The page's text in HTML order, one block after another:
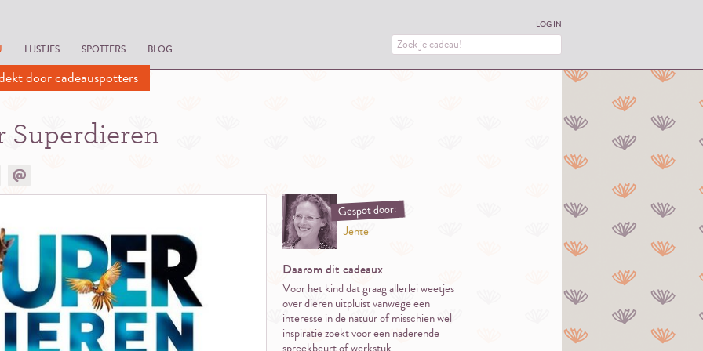
LIJSTJES SPOTTERS BLOG
LOG IN
door cadeauspotters
Superdieren
Gespot door:
Jente
Daarom dit cadeaux
Voor het kind dat graag allerlei weetjes
over dieren uitpluist vanwege een
interesse in de natuur of misschien wel
inspiratie zoekt voor een naderende